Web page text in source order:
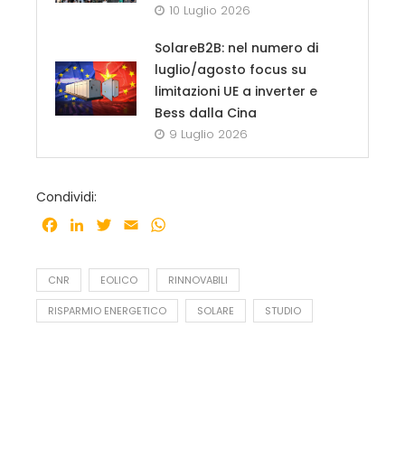
10 Luglio 2026
SolareB2B: nel numero di
luglio/agosto focus su
limitazioni UE a inverter e
Bess dalla Cina
9 Luglio 2026
Condividi:
Facebook
LinkedInTwitter
Email
CNR EOLICO RINNOVABILI
RISPARMIO ENERGETICO SOLARE STUDIO